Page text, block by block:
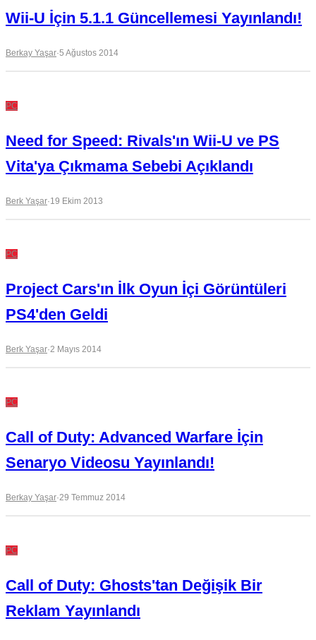
Wii-U İçin 5.1.1 Güncellemesi Yayınlandı!
Berkay Yaşar·5 Ağustos 2014
PC
Need for Speed: Rivals'ın Wii-U ve PS
Vita'ya Çıkmama Sebebi Açıklandı
Berk Yaşar·19 Ekim 2013
PC
Project Cars'ın İlk Oyun İçi Görüntüleri
PS4'den Geldi
Berk Yaşar·2 Mayıs 2014
PC
Call of Duty: Advanced Warfare İçin
Senaryo Videosu Yayınlandı!
Berkay Yaşar·29 Temmuz 2014
PC
Call of Duty: Ghosts'tan Değişik Bir
Reklam Yayınlandı